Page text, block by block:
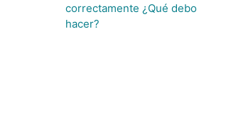
correctamente ¿Qué debo
hacer?